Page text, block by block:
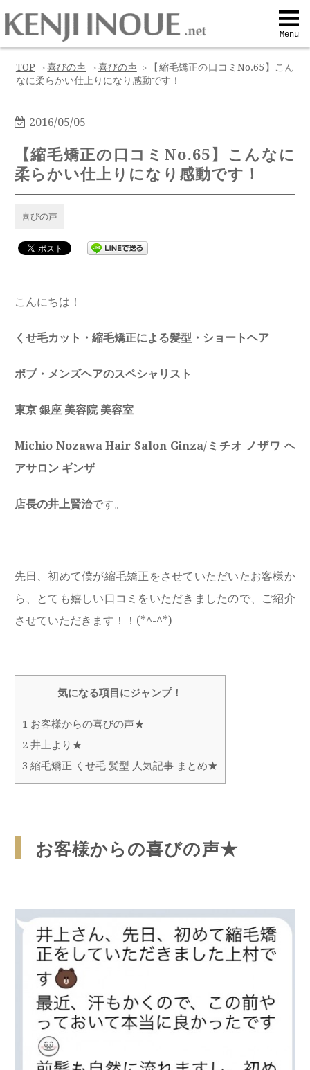
Menu
Q&A
Menu
TOP >喜びの声 > 喜びの声 >
【縮毛矯正の口コミNo.65】こん
なに柔らかい仕上りになり感動です！
2016/05/05
【縮毛矯正の口コミNo.65】こんなに
柔らかい仕上りになり感動です！
喜びの声
こんにちは！
くせ毛カット・縮毛矯正による髪型・ショートヘア
ボブ・メンズヘアのスペシャリスト
東京 銀座 美容院 美容室
Michio Nozawa Hair Salon Ginza/ミチオ ノザワ ヘ
アサロン ギンザ
店長の井上賢治です。
先日、初めて僕が縮毛矯正をさせていただいたお客様か
ら、とても嬉しい口コミをいただきましたので、ご紹介
させていただきます！！(*^-^*)
気になる項目にジャンプ！
1 お客様からの喜びの声★
2井上より★
3 縮毛矯正 くせ毛 髪型 人気記事 まとめ★
お客様からの喜びの声★